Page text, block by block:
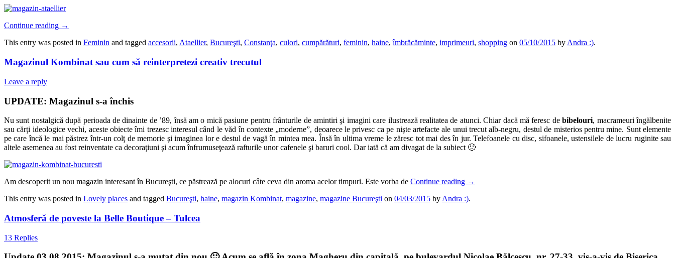
Continue reading →
This entry was posted in Feminin and tagged accesorii, Ataellier, Bucureşti, Constanţa, culori, cumpărături, feminin, haine,îmbrăcăminte, imprimeuri, shopping on 05/10/2015 byAndra :).
Magazinul Kombinat sau cum să reinterpretezi creativ trecutul
Leave a reply
UPDATE: Magazinul s-a închis
Nu sunt nostalgică după perioada de dinainte de ’89, însă am o mică pasiune pentru frânturile de amintiri şi imagini care ilustrează realitatea de atunci. Chiar dacă mă feresc debibelouri, macrameuri îngălbenite
sau cărţi ideologice vechi, aceste obiecte îmi trezesc interesul când le văd în contexte „moderne”, deoarece le privesc ca pe nişte artefacte ale unui trecut alb-negru, destul de misterios pentru mine. Sunt elemente
pe care încă le mai păstrez într-un colţ de memorie şi imaginea lor e destul de vagă în mintea mea. Însă în ultima vreme le zăresc tot mai des în jur. Telefoanele cu disc, sifoanele, ustensilele de lucru ruginite sau
altele asemenea au fost reinventate ca decoraţiuni şi acum înfrumuseţează rafturile unor cafenele şi baruri cool. Dar iată că am divagat de la subiect 🙂
Am descoperit un nou magazin interesant în Bucureşti, ce păstrează pe alocuri câte ceva din aroma acelor timpuri. Este vorba de Continue reading →
This entry was posted in Lovely places and tagged Bucureşti, haine, magazin Kombinat, magazine, magazine Bucureşti on 04/03/2015 by Andra :).
Atmosferă de poveste la Belle Boutique – Tulcea
13 Replies